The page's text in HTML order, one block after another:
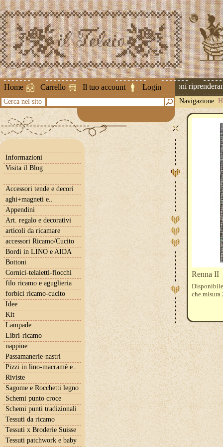
Home Carrello Il tuo account Login
Attenzione ! Le spedizioni
Cerca nel sito Navigazione:
Informazioni
Visita il Blog
Accessori tende e decori
aghi+magneti e..
Appendini
Art. regalo e decorativi
articoli da ricamare
accessori Ricamo/Cucito
Bordi in LINO e AIDA
Bottoni
Cornici-telaietti-fiocchi
filo ricamo e aguglieria
forbici ricamo-cucito
Idee
Kit
Lampade
Libri-ricamo
nappine
Passamanerie-nastri
Pizzi in lino-macramè e..
Riviste
Sagome e Rocchetti legno
Schemi punto croce
Schemi punti tradizionali
Tessuti da ricamo
Tessuti x Broderie Suisse
Tessuti patchwork e baby
Renna II
che misura